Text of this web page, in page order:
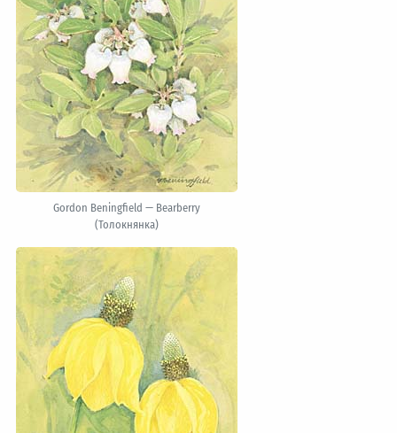
Gordon Beningfield — Bearberry
(Толокнянка)